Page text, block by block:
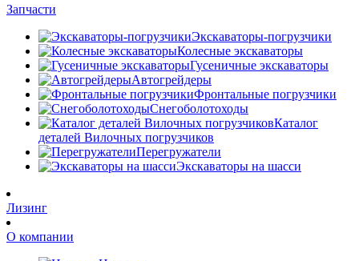
Запчасти
Экскаваторы-погрузчики
Колесные экскаваторы
Гусеничные экскаваторы
Автогрейдеры
Фронтальные погрузчики
Снегоболотоходы
Каталог
деталей Вилочных погрузчиков
Перегружатели
Экскаваторы на шасси
Лизинг
О компании